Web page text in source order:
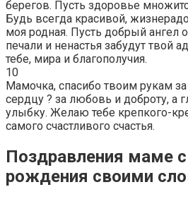
берегов. Пусть здоровье
Будь всегда красивой,
моя родная. Пусть добрый ангел
печали и ненастья забудут твой
тебе, мира и благополучия.
10
Мамочка, спасибо твоим рукам
сердцу ? за любовь и доброту, а
улыбку. Желаю тебе крепкого-
самого счастливого счастья.
Поздравления маме
рождения своими